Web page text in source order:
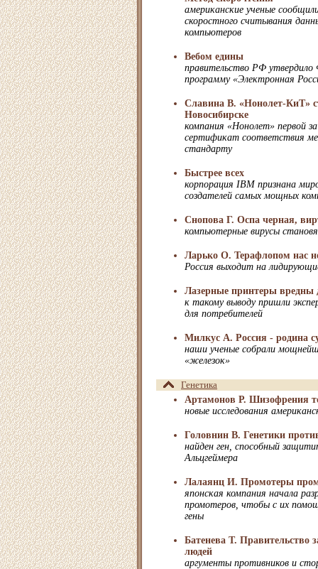
американские ученые
скоростного считывания
компьютеров
Вебом едины
правительство РФ утвердило
программу «Электронная
Славина В. «Нонолет-КиТ»
Новосибирске
компания «Нонолет» первой
сертификат соответствия
стандарту
Быстрее всех
корпорация IBM признана
создателей самых мощных
Снопова Г. Оспа черная,
компьютерные вирусы
Ларько О. Терафлопом нас
Россия выходит на
Лазерные принтеры вредны
к такому выводу пришли
для потребителей
Милкус А. Россия - родина
наши ученые собрали
«железок»
Генетика
Артамонов Р. Шизофрения
новые исследования
Головнин В. Генетики
найден ген, способный
Альцгеймера
Лалаянц И. Промотеры
японская компания начала
промотеров, чтобы с их
гены
Батенева Т. Правительство
людей
аргументы противников и